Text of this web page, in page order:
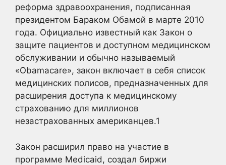
реформа здравоохранения, подписанная
президентом Бараком Обамой в марте 2010
года. Официально известный как Закон о
защите пациентов и доступном медицинском
обслуживании и обычно называемый
«Obamacare», закон включает в себя список
медицинских полисов, предназначенных для
расширения доступа к медицинскому
страхованию для миллионов
незастрахованных американцев.1
Закон расширил право на участие в
программе Medicaid, создал биржи